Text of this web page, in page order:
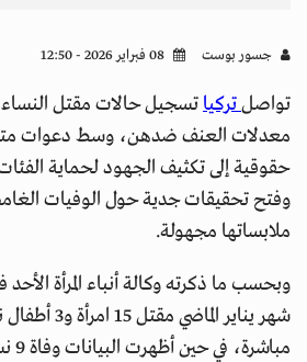
جسور بوست
تواصلتركيا تسجيل حالات مقتل
معدلات العنف ضدهن، وسط دعوات
حقوقية إلى تكثيف الجهود لحماية
وفتح تحقيقات جدية حول الوفيات
ملابساتها مجهولة.
وبحسب ما ذكرته وكالة أنباء المرأة
شهر يناير